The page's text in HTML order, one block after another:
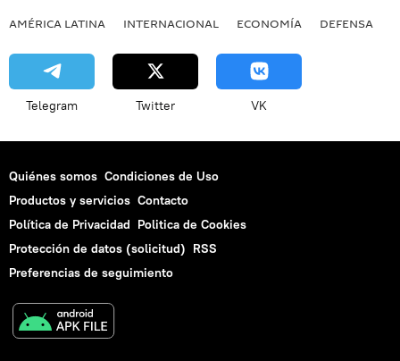
AMÉRICA LATINA INTERNACIONAL ECONOMÍA DEFENSA
Telegram Twitter VK
Quiénes somos Condiciones de Uso
Productos y servicios Contacto
Política de Privacidad Politica de Cookies
Protección de datos (solicitud) RSS
Preferencias de seguimiento